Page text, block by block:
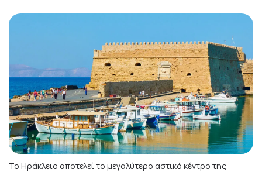
Το Ηράκλειο αποτελεί το μεγαλύτερο αστικό κέντρο της